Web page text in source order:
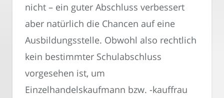
nicht – ein guter Abschluss verbessert
aber natürlich die Chancen auf eine
Ausbildungsstelle. Obwohl also rechtlich
kein bestimmter Schulabschluss
vorgesehen ist, um
Einzelhandelskaufmann bzw. -kauffrau